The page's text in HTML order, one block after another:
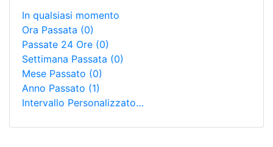
In qualsiasi momento
Ora Passata (0)
Passate 24 Ore (0)
Settimana Passata (0)
Mese Passato (0)
Anno Passato (1)
Intervallo Personalizzato…